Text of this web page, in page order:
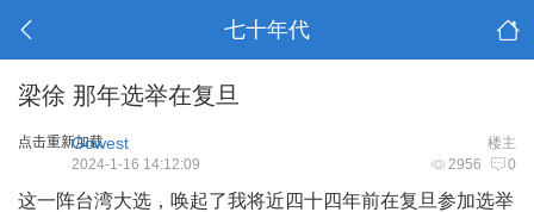
七十年代
梁徐 那年选举在复旦
点击重新加载 楼主
Gowest
2956 0
2024-1-16 14:12:09
这一阵台湾大选，唤起了我将近四十四年前在复旦参加选举